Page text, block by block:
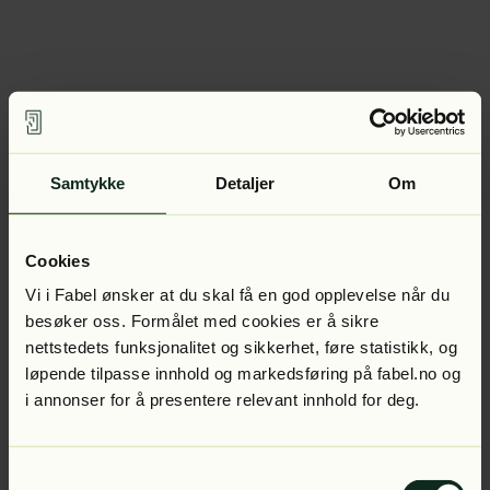
Samtykke Detaljer Om
Cookies
Vi i Fabel ønsker at du skal få en god opplevelse når du
besøker oss. Formålet med cookies er å sikre
nettstedets funksjonalitet og sikkerhet, føre statistikk, og
løpende tilpasse innhold og markedsføring på fabel.no og
i annonser for å presentere relevant innhold for deg.